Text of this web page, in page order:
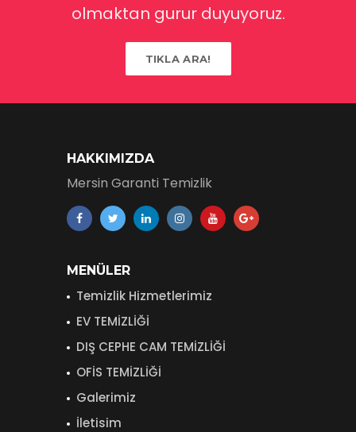
olmaktan gurur duyuyoruz.
TIKLA ARA!
HAKKIMIZDA
Mersin Garanti Temizlik
MENÜLER
Temizlik Hizmetlerimiz
EV TEMİZLİĞİ
DIŞ CEPHE CAM TEMİZLİĞİ
OFİS TEMİZLİĞİ
Galerimiz
İletisim